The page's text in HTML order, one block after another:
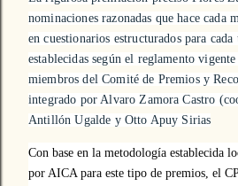
nominaciones razonadas que hace cada
en cuestionarios estructurados para cada
establecidas según el reglamento
miembros del Comité de Premios y
integrado por Alvaro Zamora Castro
Antillón Ugalde y Otto Apuy Sirias
Con base en la metodología establecida
por AICA para este tipo de premios, el